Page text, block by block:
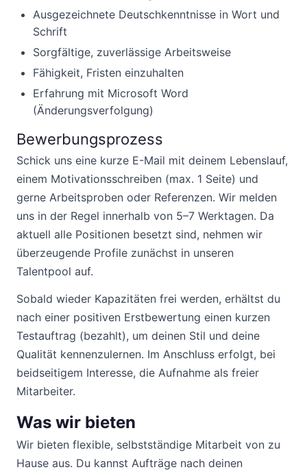
Ausgezeichnete Deutschkenntnisse in Wort und
Schrift
Sorgfältige, zuverlässige Arbeitsweise
Fähigkeit, Fristen einzuhalten
Erfahrung mit Microsoft Word
(Änderungsverfolgung)
Bewerbungsprozess
Schick uns eine kurze E-Mail mit deinem Lebenslauf,
einem Motivationsschreiben (max. 1 Seite) und
gerne Arbeitsproben oder Referenzen. Wir melden
uns in der Regel innerhalb von 5–7 Werktagen. Da
aktuell alle Positionen besetzt sind, nehmen wir
überzeugende Profile zunächst in unseren
Talentpool auf.
Sobald wieder Kapazitäten frei werden, erhältst du
nach einer positiven Erstbewertung einen kurzen
Testauftrag (bezahlt), um deinen Stil und deine
Qualität kennenzulernen. Im Anschluss erfolgt, bei
beidseitigem Interesse, die Aufnahme als freier
Mitarbeiter.
Was wir bieten
Wir bieten flexible, selbstständige Mitarbeit von zu
Hause aus. Du kannst Aufträge nach deinen